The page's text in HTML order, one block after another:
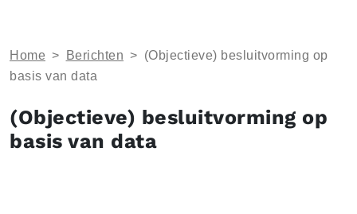
Home > Berichten > (Objectieve) besluitvorming op
basis van data
(Objectieve) besluitvorming op
basis van data